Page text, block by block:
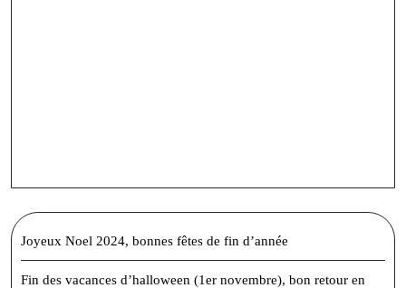
Joyeux Noel 2024, bonnes fêtes de fin d’année
Fin des vacances d’halloween (1er novembre), bon retour en